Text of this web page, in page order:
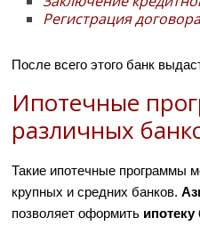
Регистрация
После всего этого банк
Ипотечные
различных
Такие ипотечные программы
крупных и средних банков.
позволяет оформить ипотеку